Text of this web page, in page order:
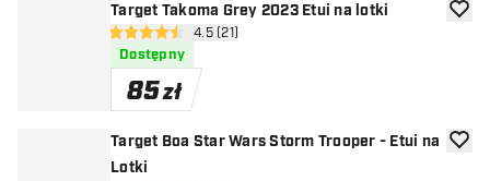
Target Takoma Grey 2023 Etui na lotki
otwórz panel recenzji
4.5 gwiazdki oceny
4.5 (21)
Dostępny
85zł
Target Boa Star Wars Storm Trooper - Etui na
Lotki